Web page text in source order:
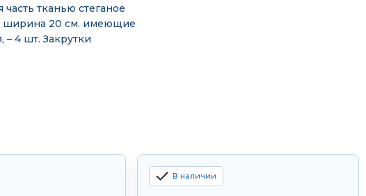
тканью стеганое
ширина 20 см. имеющие
– 4 шт. Закрутки
В наличии